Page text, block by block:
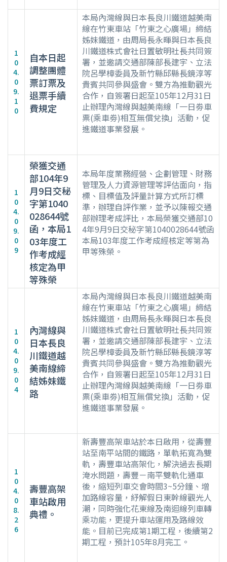
1
0
4.
0
9.
1
0
自本日起
調整團體
票訂票及
退票手續
費規定
本局內灣線與日本長良川鐵道越美南
線在竹東車站「竹東之心廣場」締結
姊妹鐵道，由周局長永暉與日本長良
川鐵道株式會社日置敏明社長共同簽
署，並邀請交通部陳部長建宇、立法
院呂學樟委員及新竹縣邱縣長鏡淳等
貴賓共同參與盛會。雙方為推動觀光
合作，自簽署日起至105年12月31日
止辦理內灣線與越美南線「一日劵車
票(乘車劵)相互無償兌換」活動，促
進鐵道事業發展。
1
0
4.
0
9.
0
9
榮獲交通
部104年9
月9日交秘
字第1040
028644號
函，本局1
03年度工
作考成經
核定為甲
等殊榮
本局年度業務經營、企劃管理、財務
管理及人力資源管理等評估面向，指
標、目標值及評量計算方式所訂標
準，辦理自評作業，並予以陳報交通
部辦理考成評比，本局榮獲交通部10
4年9月9日交秘字第1040028644號函
本局103年度工作考成經核定等第為
甲等殊榮。
1
0
4.
0
9.
0
4
內灣線與
日本長良
川鐵道越
美南線締
結姊妹鐵
路
本局內灣線與日本長良川鐵道越美南
線在竹東車站「竹東之心廣場」締結
姊妹鐵道，由周局長永暉與日本長良
川鐵道株式會社日置敏明社長共同簽
署，並邀請交通部陳部長建宇、立法
院呂學樟委員及新竹縣邱縣長鏡淳等
貴賓共同參與盛會。雙方為推動觀光
合作，自簽署日起至105年12月31日
止辦理內灣線與越美南線「一日劵車
票(乘車劵)相互無償兌換」活動，促
進鐵道事業發展。
1
0
4.
0
8.
2
6
壽豐高架
車站啟用
典禮。
新壽豐高架車站於本日啟用，從壽豐
站至南平站間的鐵路，單軌拓寬為雙
軌，壽豐車站高架化，解決過去長期
淹水問題，壽豐－南平雙軌化通車
後，縮短列車交會時間3~5分鐘、增
加路線容量，紓解假日東幹線觀光人
潮，同時強化花東線及南迴線列車轉
乘功能，更提升車站運用及路線效
能。目前已完成第1期工程，後續第2
期工程，預計105年8月完工。